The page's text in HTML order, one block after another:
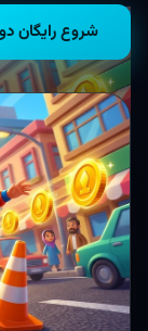
شروع رایگان